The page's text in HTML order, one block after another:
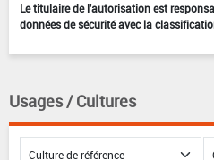
Le titulaire de l'autorisation est
données de sécurité avec la
Usages / Cultures